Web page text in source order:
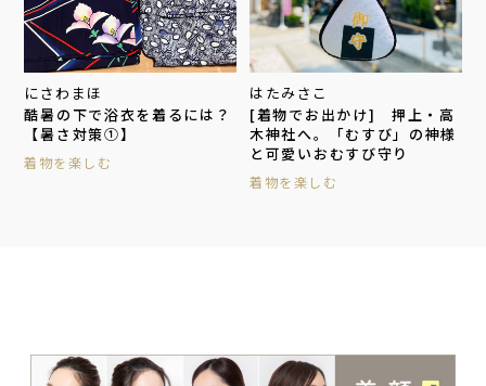
にさわまほ
酷暑の下で浴衣を着るには？
【暑さ対策①】
着物を楽しむ
はたみさこ
[着物でお出かけ] 押上・高
木神社へ。「むすび」の神様
と可愛いおむすび守り
着物を楽しむ